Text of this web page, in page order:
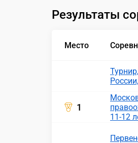
Результаты
Место
1
11-12